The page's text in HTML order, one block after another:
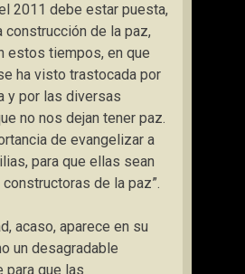
2011 debe estar puesta,
construcción de la paz,
estos tiempos, en que
ha visto trastocada por
y por las diversas
no nos dejan tener paz.
de evangelizar a
para que ellas sean
de la paz”.
acaso, aparece en su
un desagradable
para que las